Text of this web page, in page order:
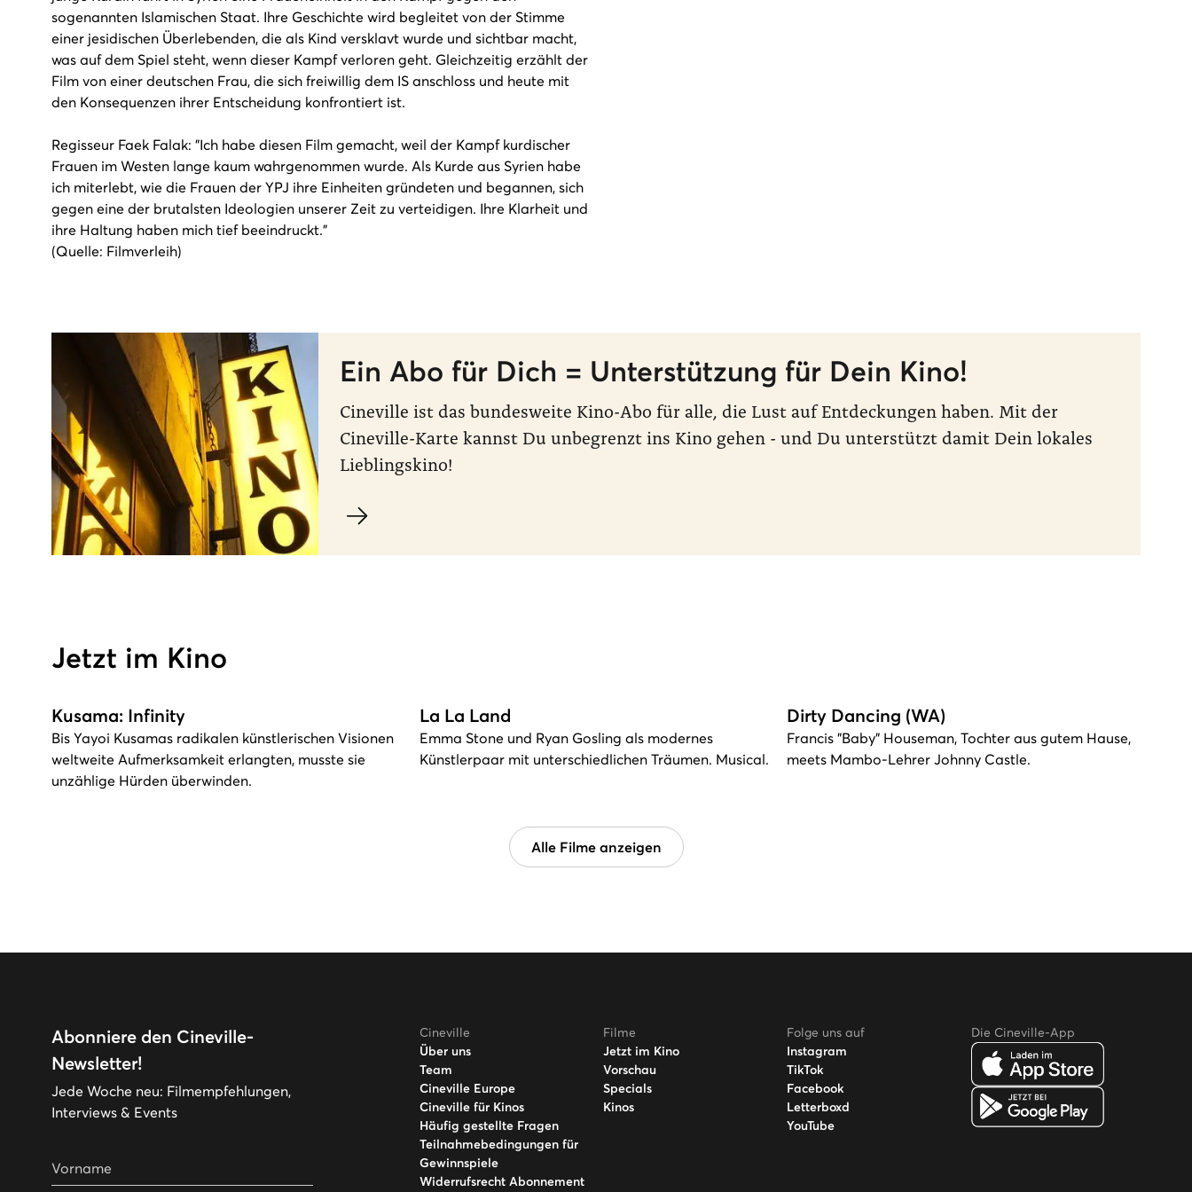
sogenannten Islamischen Staat. Ihre Geschichte wird begleitet von der Stimme
einer jesidischen Überlebenden, die als Kind versklavt wurde und sichtbar macht,
was auf dem Spiel steht, wenn dieser Kampf verloren geht. Gleichzeitig erzählt der
Film von einer deutschen Frau, die sich freiwillig dem IS anschloss und heute mit
den Konsequenzen ihrer Entscheidung konfrontiert ist.
Regisseur Faek Falak: "Ich habe diesen Film gemacht, weil der Kampf kurdischer
Frauen im Westen lange kaum wahrgenommen wurde. Als Kurde aus Syrien habe
ich miterlebt, wie die Frauen der YPJ ihre Einheiten gründeten und begannen, sich
gegen eine der brutalsten Ideologien unserer Zeit zu verteidigen. Ihre Klarheit und
ihre Haltung haben mich tief beeindruckt."
(Quelle: Filmverleih)
Ein Abo für Dich = Unterstützung für Dein Kino!
Cineville ist das bundesweite Kino-Abo für alle, die Lust auf Entdeckungen haben. Mit der
Cineville-Karte kannst Du unbegrenzt ins Kino gehen - und Du unterstützt damit Dein lokales
Lieblingskino!
Jetzt im Kino
Kusama: Infinity
Bis Yayoi Kusamas radikalen künstlerischen Visionen
weltweite Aufmerksamkeit erlangten, musste sie
unzählige Hürden überwinden.
La La Land
Emma Stone und Ryan Gosling als modernes
Künstlerpaar mit unterschiedlichen Träumen. Musical.
Dirty Dancing (WA)
Francis "Baby" Houseman, Tochter aus gutem Hause,
meets Mambo-Lehrer Johnny Castle.
Alle Filme anzeigen
Abonniere den Cineville-
Newsletter!
Jede Woche neu: Filmempfehlungen,
Interviews & Events
Vorname
Cineville
Über uns
Team
Cineville Europe
Cineville für Kinos
Häufig gestellte Fragen
Teilnahmebedingungen für
Gewinnspiele
Widerrufsrecht Abonnement
Filme
Jetzt im Kino
Vorschau
Specials
Kinos
Folge uns auf
Instagram
TikTok
Facebook
Letterboxd
YouTube
Die Cineville-App